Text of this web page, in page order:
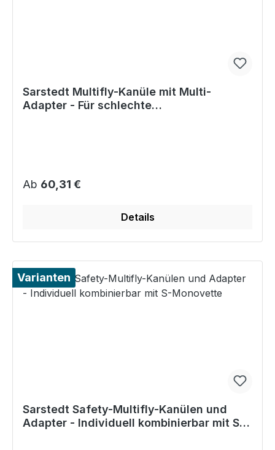
Sarstedt Multifly-Kanüle mit Multi-
Adapter - Für schlechte
Regulärer Preis:
Ab 60,31 €
Details
Varianten
Sarstedt Safety-Multifly-Kanülen und
Adapter - Individuell kombinierbar mit S-